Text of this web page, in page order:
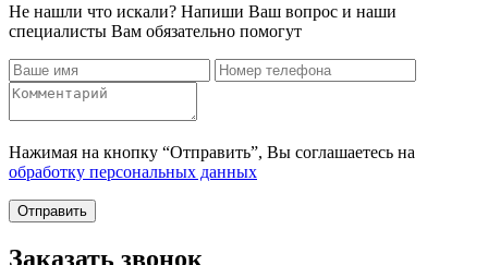
Не нашли что искали? Напиши Ваш вопрос и наши
специалисты Вам обязательно помогут
Нажимая на кнопку “Отправить”, Вы соглашаетесь на
обработку персональных данных
Отправить
Заказать звонок